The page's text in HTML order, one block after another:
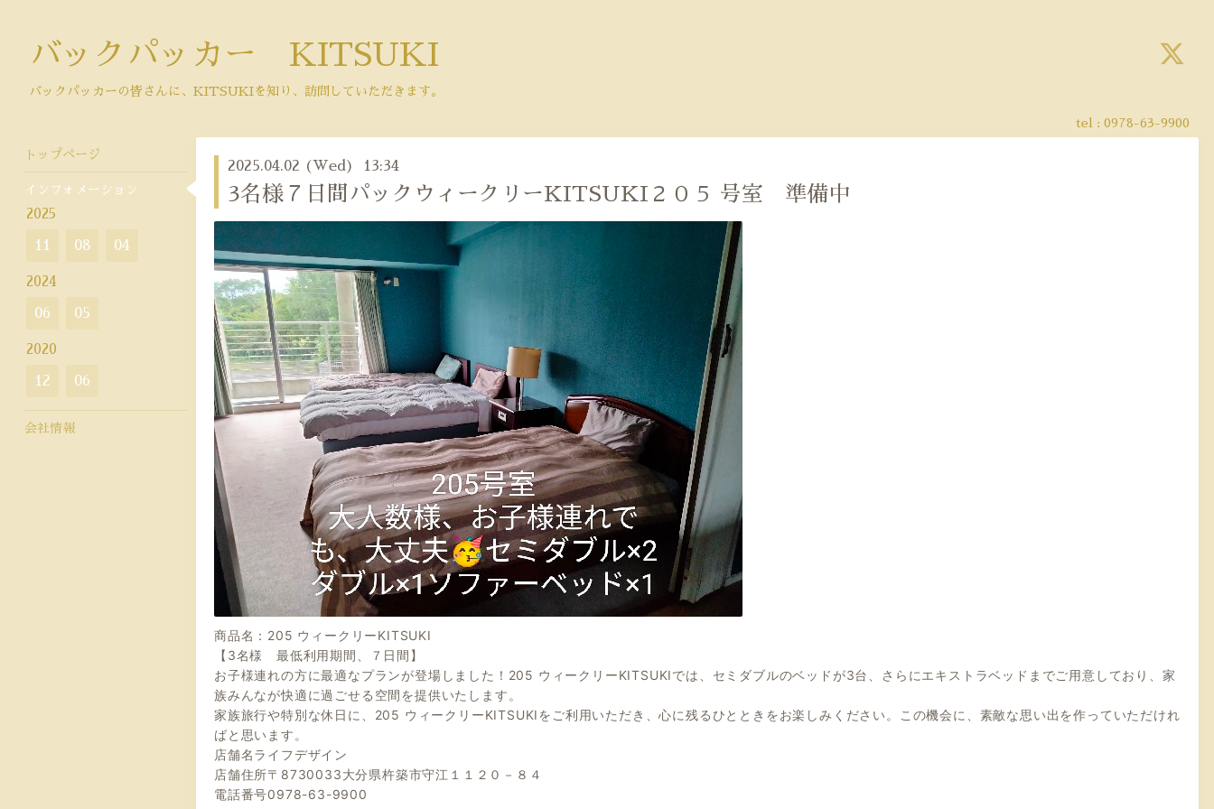
バックパッカー KITSUKI
バックパッカーの皆さんに、KITSUKIを知り、訪問していただきます。
tel : 0978-63-9900
2025.04.02 (Wed) 13:34
3名様７日間パックウィークリーKITSUKI２０５ 号室 準備中
商品名：205 ウィークリーKITSUKI
【3名様 最低利用期間、７日間】
お子様連れの方に最適なプランが登場しました！205 ウィークリーKITSUKIでは、セミダブルのベッドが3台、さらにエキストラベッドまでご用意しており、家
族みんなが快適に過ごせる空間を提供いたします。
家族旅行や特別な休日に、205 ウィークリーKITSUKIをご利用いただき、心に残るひとときをお楽しみください。この機会に、素敵な思い出を作っていただけれ
ばと思います。
店舗名ライフデザイン
店舗住所〒8730033大分県杵築市守江１１２０－８４
電話番号0978-63-9900
トップページ
インフォメーション
2025
11 08 04
2024
06 05
2020
12 06
会社情報